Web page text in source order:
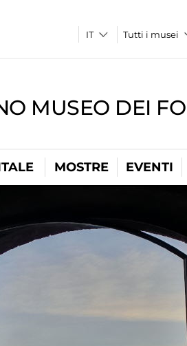
Tutti i musei
MUSEO DEI
MOSTRE EVENTI